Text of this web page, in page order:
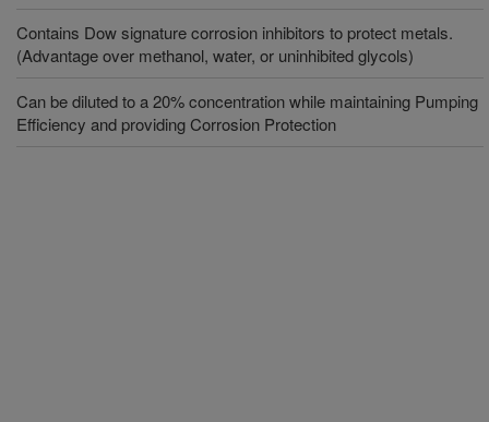
Contains Dow signature corrosion inhibitors to protect metals.
(Advantage over methanol, water, or uninhibited glycols)
Can be diluted to a 20% concentration while maintaining Pumping
Efficiency and providing Corrosion Protection